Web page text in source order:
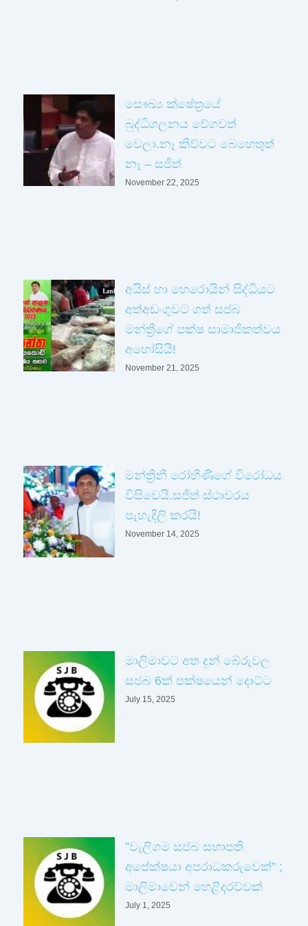
සෞඛ්‍ය ක්ෂේත්‍රයේ
බුද්ධිගලනය වේගවත්
වෙලා.නෑ කිව්වට බෙහෙතුත්
නෑ – සජිත්
November 22, 2025
අයිස් හා හෙරොයින් සිද්ධියට
අත්අඩංගුවට ගත් සජබ
මන්ත්‍රීගේ පක්ෂ සාමාජිකත්වය
අහෝසියි!
November 21, 2025
මන්ත්‍රිනී රෝහිණීගේ විරෝධය
විසිවෙයි.සජිත් ස්ථාවරය
පැහැදිලි කරයි!
November 14, 2025
මාලිමාවට අත දුන් බේරුවල
සජබ 6ක් පක්ෂයෙන් දොට්ට
July 15, 2025
”වැලිගම සජබ සභාපති
අපේක්ෂයා අපරාධකරුවෙක්” ;
මාලිමාවෙන් හෙළිදරව්වක්
July 1, 2025